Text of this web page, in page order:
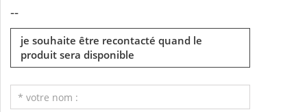
--
je souhaite être recontacté quand le
produit sera disponible